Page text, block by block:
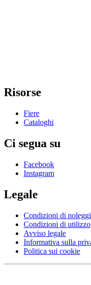
Risorse
Fiere
Cataloghi
Ci segua su
Facebook
Instagram
Legale
Condizioni di
Condizioni di utilizzo
Avviso legale
Informativa sulla
Politica sui cookie